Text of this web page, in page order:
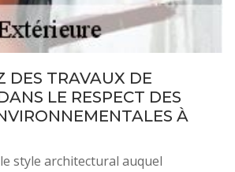
DES TRAVAUX DE
LE RESPECT DES
À
style architectural auquel